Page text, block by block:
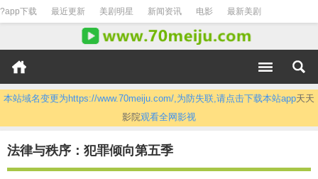
?app下载 最近更新 美剧明星 新闻资讯 电影 最新美剧
本站域名变更为https://www.70meiju.com/,为防失联,请点击下载本站app天天
影院观看全网影视
法律与秩序：犯罪倾向第五季